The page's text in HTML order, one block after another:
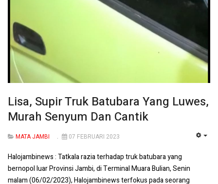
Lisa, Supir Truk Batubara Yang Luwes,
Murah Senyum Dan Cantik
MATA JAMBI 07 FEBRUARI 2023
Halojambinews : Tatkala razia terhadap truk batubara yang
bernopol luar Provinsi Jambi, di Terminal Muara Bulian, Senin
malam (06/02/2023), Halojambinews terfokus pada seorang